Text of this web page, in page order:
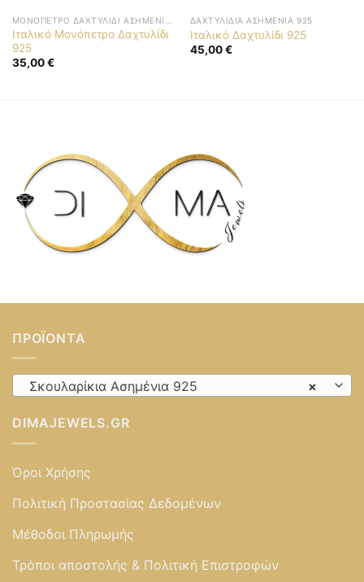
Ιταλικό Μονόπετρο Δαχτυλίδι
925
35,00€
ΔΑΧΤΥΛΊΔΙΑ ΑΣΗΜΈΝΙΑ 925
Ιταλικό Δαχτυλίδι 925
45,00€
ΠΡΟΪΌΝΤΑ
×
Σκουλαρίκια Ασημένια 925
DIMAJEWELS.GR
Όροι Χρήσης
Πολιτική Προστασίας Δεδομένων
Μέθοδοι Πληρωμής
Τρόποι αποστολής & Πολιτική Επιστροφών